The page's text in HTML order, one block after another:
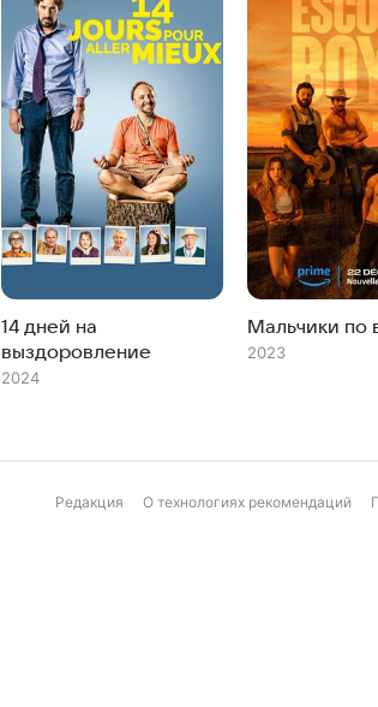
14 дней на
выздоровление
2024
Мальчики по
2023
Редакция О технологиях рекомендаций